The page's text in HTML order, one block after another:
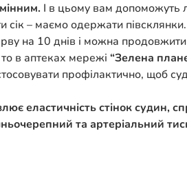
І в цьому вам допоможуть
сік – маємо одержати
на 10 днів і можна
в аптеках мережі “Зелена
профілактично, щоб
еластичність стінок судин,
та артеріальний